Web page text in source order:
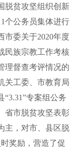
脱贫攻坚组织创新
个公务员集体进行
市委关于2020年度
民族宗教工作考核
理督查考评情况的
关工委、市教育局
专案组公务
省市脱贫攻坚表彰
主，对市、县区脱
奖励，营造了促